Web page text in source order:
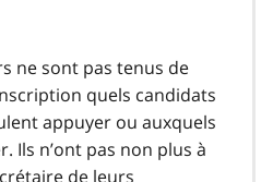
ne sont pas tenus de
quels candidats
appuyer ou auxquels
Ils n’ont pas non plus à
de leurs